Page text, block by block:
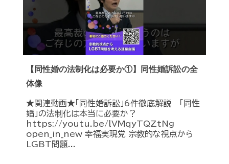
【同性婚の法制化は必要か①】同性婚訴訟の全
体像
★関連動画★「同性婚訴訟」6件徹底解説 「同性
婚」の法制化は本当に必要か？
https://youtu.be/lVMqyTQZtNg
open_in_new 幸福実現党 宗教的な視点から
LGBT問題...